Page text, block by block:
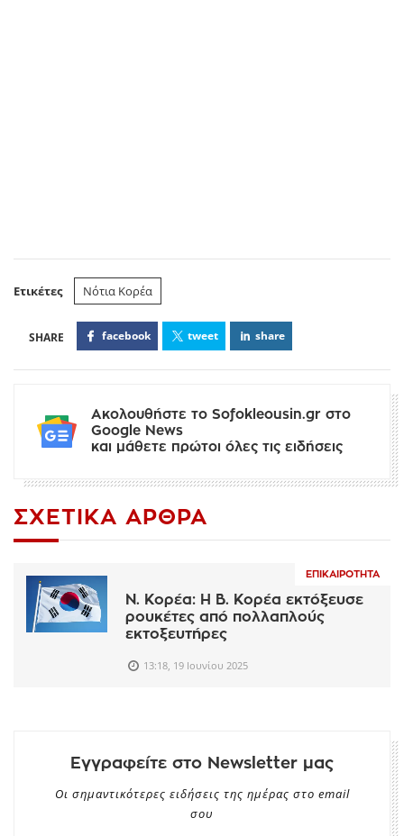
Ετικέτες Νότια Κορέα
facebook tweet share
Ακολουθήστε το Sofokleousin.gr στο
Google News
και μάθετε πρώτοι όλες τις ειδήσεις
ΣΧΕΤΙΚΆ ΆΡΘΡΑ
ΕΠΙΚΑΙΡΌΤΗΤΑ
Ν. Κορέα: Η Β. Κορέα εκτόξευσε
ρουκέτες από πολλαπλούς
εκτοξευτήρες
13:18, 19 Ιουνίου 2025
Εγγραφείτε στο Newsletter μας
Οι σημαντικότερες ειδήσεις της ημέρας στο email
σου